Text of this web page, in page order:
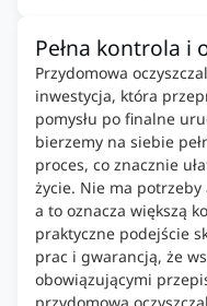
Pełna kontrola i
Przydomowa
inwestycja, która
pomysłu po finalne
bierzemy na siebie
proces, co znacznie
życie. Nie ma
a to oznacza większą
praktyczne podejście
prac i gwarancją, że
obowiązującymi